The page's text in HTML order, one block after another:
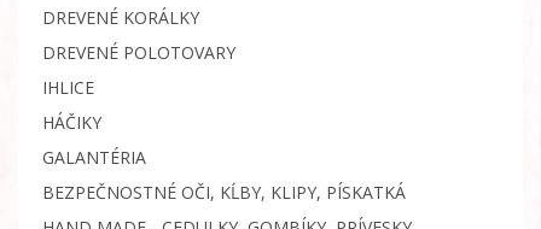
DREVENÉ KORÁLKY
DREVENÉ POLOTOVARY
IHLICE
HÁČIKY
GALANTÉRIA
BEZPEČNOSTNÉ OČI, KĹBY, KLIPY, PÍSKATKÁ